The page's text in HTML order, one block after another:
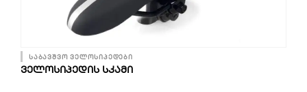
საბავშვო ველოსიპედები
ᲕᲔᲚᲝᲡᲘᲞᲔᲓᲘᲡ ᲡᲙᲐᲛᲘ